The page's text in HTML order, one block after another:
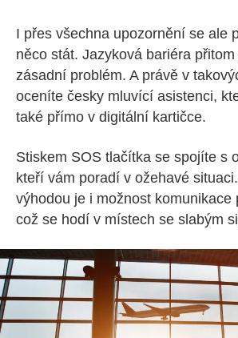
I přes všechna upozornění se ale
něco stát. Jazyková bariéra
zásadní problém. A právě v
oceníte česky mluvící asistenci,
také přímo v digitální kartičce.
Stiskem SOS tlačítka se spojíte s
kteří vám poradí v ožehavé
výhodou je i možnost komunikace
což se hodí v místech se slabým